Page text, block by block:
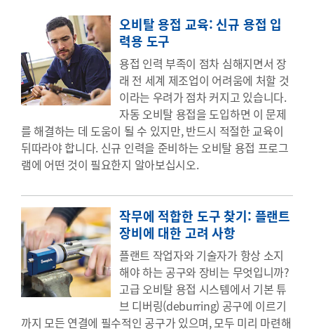
오비탈 용접 교육: 신규 용접 입
력용 도구
용접 인력 부족이 점차 심해지면서 장
래 전 세계 제조업이 어려움에 처할 것
이라는 우려가 점차 커지고 있습니다.
자동 오비탈 용접을 도입하면 이 문제
를 해결하는 데 도움이 될 수 있지만, 반드시 적절한 교육이
뒤따라야 합니다. 신규 인력을 준비하는 오비탈 용접 프로그
램에 어떤 것이 필요한지 알아보십시오.
작무에 적합한 도구 찾기: 플랜트
장비에 대한 고려 사항
플랜트 작업자와 기술자가 항상 소지
해야 하는 공구와 장비는 무엇입니까?
고급 오비탈 용접 시스템에서 기본 튜
브 디버링(deburring) 공구에 이르기
까지 모든 연결에 필수적인 공구가 있으며, 모두 미리 마련해